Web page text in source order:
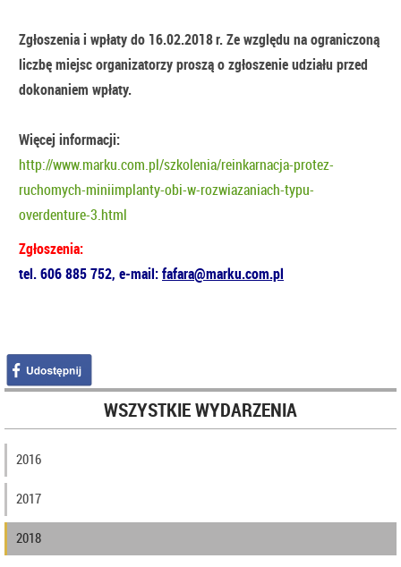
Zgłoszenia i wpłaty do 16.02.2018r. Ze względu na ograniczoną
liczbę miejsc organizatorzy proszą o zgłoszenie udziału przed
dokonaniem wpłaty.
Więcej informacji:
http://www.marku.com.pl/szkolenia/reinkarnacja-protez-
ruchomych-miniimplanty-obi-w-rozwiazaniach-typu-
overdenture-3.html
Zgłoszenia:
tel.606 885 752, e-mail:fafara@marku.com.pl
WSZYSTKIE WYDARZENIA
2016
2017
2018